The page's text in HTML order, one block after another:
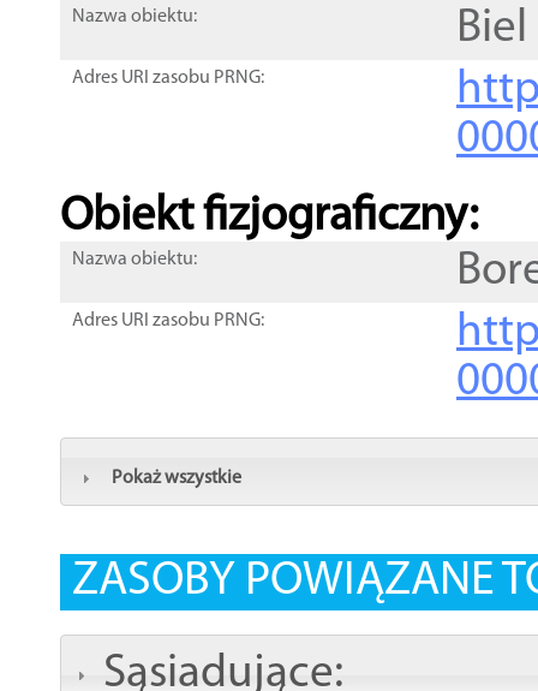
Nazwa obiektu: Biel
Adres URI zasobu PRNG:
Obiekt fizjograficzny:
Nazwa obiektu:
Adres URI zasobu PRNG:
Pokaż wszystkie
ZASOBY POWIĄZANE
Sąsiadujące: